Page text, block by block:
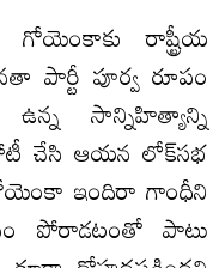
రాష్ట్రీయ
పూర్వ రూపం
సాన్నిహిత్యాన్ని
చేసి ఆయన లోక్‌సభ
ఇందిరా గాంధీని
పోరాడటంతో పాటు